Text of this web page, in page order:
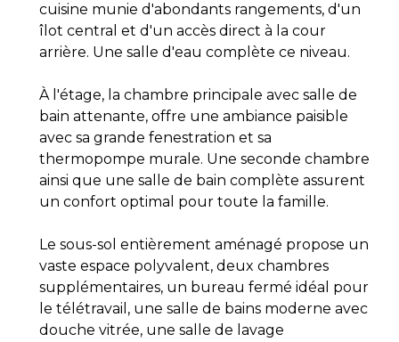
cuisine munie d'abondants rangements, d'un
îlot central et d'un accès direct à la cour
arrière. Une salle d'eau complète ce niveau.
À l'étage, la chambre principale avec salle de
bain attenante, offre une ambiance paisible
avec sa grande fenestration et sa
thermopompe murale. Une seconde chambre
ainsi que une salle de bain complète assurent
un confort optimal pour toute la famille.
Le sous-sol entièrement aménagé propose un
vaste espace polyvalent, deux chambres
supplémentaires, un bureau fermé idéal pour
le télétravail, une salle de bains moderne avec
douche vitrée, une salle de lavage